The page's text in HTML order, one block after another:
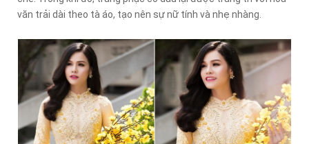
văn trải dài theo tà áo, tạo nên sự nữ tính và nhẹ nhàng.